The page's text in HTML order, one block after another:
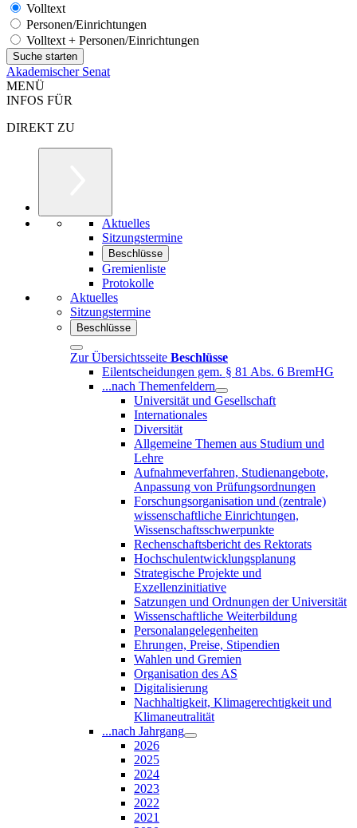
Volltext
Personen/Einrichtungen
Volltext + Personen/Einrichtungen
Akademischer Senat
MENÜ
INFOS FÜR
DIREKT ZU
Aktuelles
Sitzungstermine
Beschlüsse
Gremienliste
Protokolle
Aktuelles
Sitzungstermine
Beschlüsse
Zur Übersichtsseite Beschlüsse
Eilentscheidungen gem. § 81 Abs. 6 BremHG
...nach Themenfeldern
Universität und Gesellschaft
Internationales
Diversität
Allgemeine Themen aus Studium und
Lehre
Aufnahmeverfahren, Studienangebote,
Anpassung von Prüfungsordnungen
Forschungsorganisation und (zentrale)
wissenschaftliche Einrichtungen,
Wissenschaftsschwerpunkte
Rechenschaftsbericht des Rektorats
Hochschulentwicklungsplanung
Strategische Projekte und
Exzellenzinitiative
Satzungen und Ordnungen der Universität
Wissenschaftliche Weiterbildung
Personalangelegenheiten
Ehrungen, Preise, Stipendien
Wahlen und Gremien
Organisation des AS
Digitalisierung
Nachhaltigkeit, Klimagerechtigkeit und
Klimaneutralität
...nach Jahrgang
2026
2025
2024
2023
2022
2021